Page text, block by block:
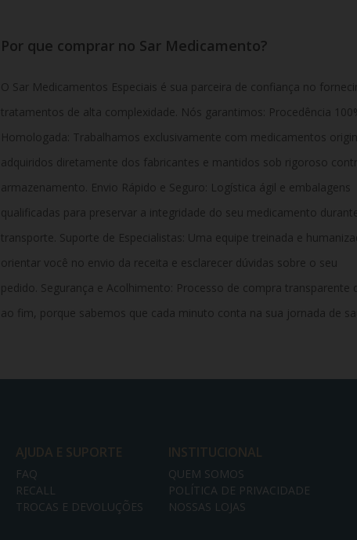
Por que comprar no Sar Medicamento?
O Sar Medicamentos Especiais é sua parceira de confiança no
tratamentos de alta complexidade. Nós garantimos: Procedência
Homologada: Trabalhamos exclusivamente com medicamentos
adquiridos diretamente dos fabricantes e mantidos sob rigoroso
armazenamento. Envio Rápido e Seguro: Logística ágil e embalagens
qualificadas para preservar a integridade do seu medicamento
transporte. Suporte de Especialistas: Uma equipe treinada e
orientar você no envio da receita e esclarecer dúvidas sobre o seu
pedido. Segurança e Acolhimento: Processo de compra transparente
ao fim, porque sabemos que cada minuto conta na sua jornada de
AJUDA E SUPORTE
FAQ
RECALL
TROCAS E DEVOLUÇÕES
INSTITUCIONAL
QUEM SOMOS
POLÍTICA DE PRIVACIDADE
NOSSAS LOJAS